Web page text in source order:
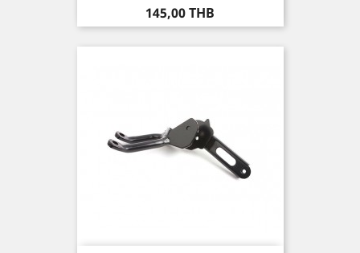
Prix
145,00 THB